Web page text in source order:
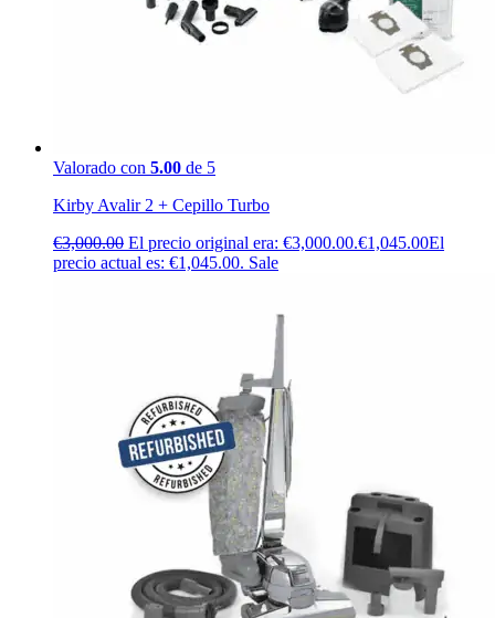
Valorado con 5.00 de 5
Kirby Avalir 2 + Cepillo Turbo
€3,000.00 El precio original era: €3,000.00.€1,045.00El
precio actual es: €1,045.00. Sale